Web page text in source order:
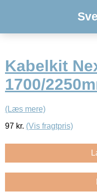
Kabelkit
1700/
(Læs mere)
97 kr. (Vis fragtpris)